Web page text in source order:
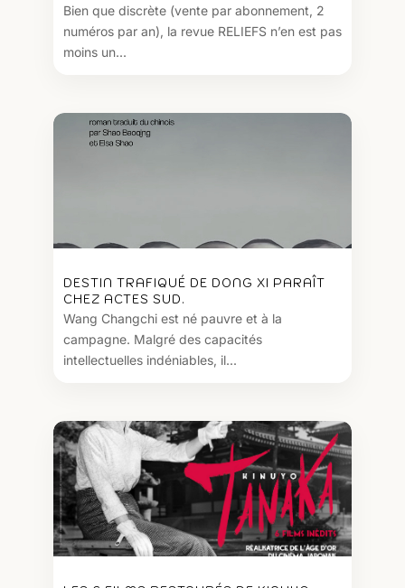
Bien que discrète (vente par abonnement, 2
numéros par an), la revue RELIEFS n’en est pas
moins un...
DESTIN TRAFIQUÉ DE DONG XI PARAÎT
CHEZ ACTES SUD.
Wang Changchi est né pauvre et à la
campagne. Malgré des capacités
intellectuelles indéniables, il...